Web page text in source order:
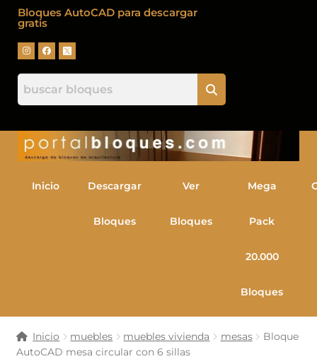
Bloques AutoCAD para descargar
gratis
Inicio Descargar
Bloques
Ver
Bloques
Mega
Pack
20.000
Bloques
Inicio muebles muebles vivienda mesas
Bloque
AutoCAD mesa circular con 6 sillas